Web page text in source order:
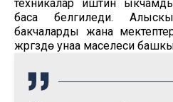
техникалар иштин
баса белгиледи.
бакчаларды жана
жүргүзүүдө унаа маселеси